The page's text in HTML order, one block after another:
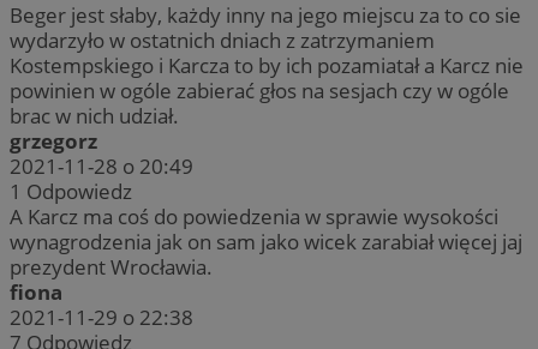
Beger jest słaby, każdy inny na jego miejscu za to co sie
wydarzyło w ostatnich dniach z zatrzymaniem
Kostempskiego i Karcza to by ich pozamiatał a Karcz nie
powinien w ogóle zabierać głos na sesjach czy w ogóle
brac w nich udział.
grzegorz
2021-11-28 o 20:49
1 Odpowiedz
A Karcz ma coś do powiedzenia w sprawie wysokości
wynagrodzenia jak on sam jako wicek zarabiał więcej jaj
prezydent Wrocławia.
fiona
2021-11-29 o 22:38
7 Odpowiedz